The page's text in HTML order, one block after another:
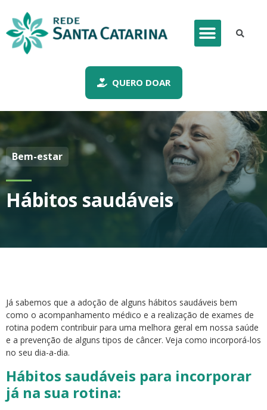
QUERO DOAR
Bem-estar
Hábitos saudáveis
Já sabemos que a adoção de alguns hábitos saudáveis bem
como o acompanhamento médico e a realização de exames de
rotina podem contribuir para uma melhora geral em nossa saúde
e a prevenção de alguns tipos de câncer. Veja como incorporá-los
no seu dia-a-dia.
Hábitos saudáveis para incorporar
já na sua rotina: